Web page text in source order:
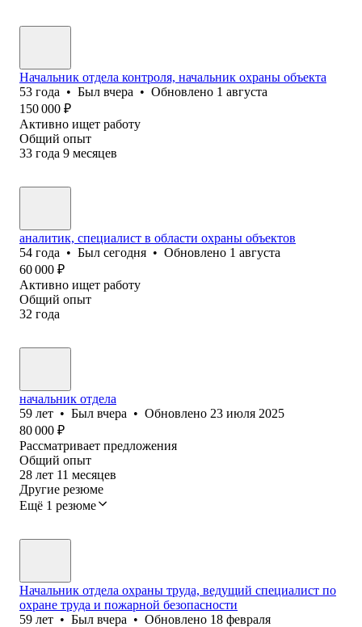
Начальник отдела контроля, начальник охраны объекта
53 года • Был вчера • Обновлено 1 августа
150 000 ₽
Активно ищет работу
Общий опыт
33 года 9 месяцев
аналитик, специалист в области охраны объектов
54 года • Был сегодня • Обновлено 1 августа
60 000 ₽
Активно ищет работу
Общий опыт
32 года
начальник отдела
59 лет • Был вчера • Обновлено 23 июля 2025
80 000 ₽
Рассматривает предложения
Общий опыт
28 лет 11 месяцев
Другие резюме
Ещё 1 резюме
Начальник отдела охраны труда, ведущий специалист по
охране труда и пожарной безопасности
59 лет • Был вчера • Обновлено 18 февраля